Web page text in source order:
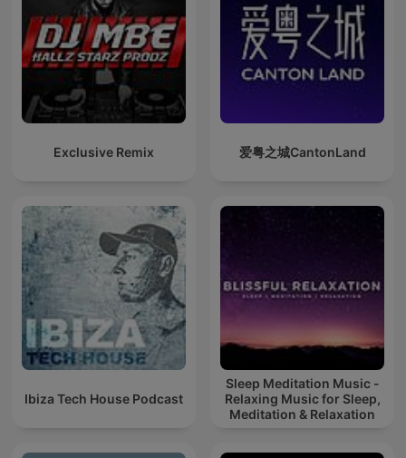
Exclusive Remix 爱粤之城CantonLand
Ibiza Tech House Podcast
Sleep Meditation Music -
Relaxing Music for Sleep,
Meditation & Relaxation